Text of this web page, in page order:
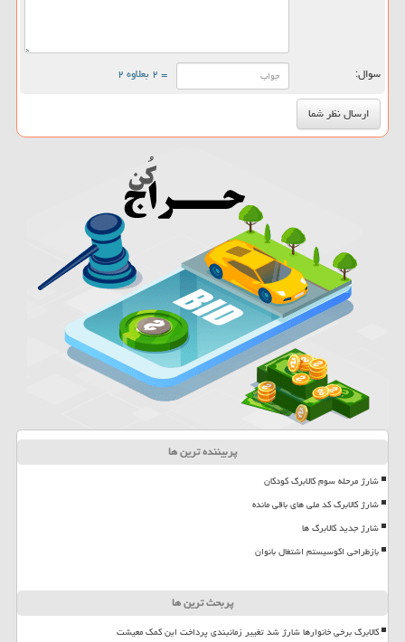
سوال: = ۲ بعلاوه ۲
پربیننده ترین ها
شارژ مرحله سوم کالابرگ کودکان
شارژ کالابرگ کد ملی های باقی مانده
شارژ جدید کالابرگ ها
بازطراحی اکوسیستم اشتغال بانوان
پربحث ترین ها
کالابرگ برخی خانوارها شارژ شد تغییر زمانبندی پرداخت این کمک معیشت